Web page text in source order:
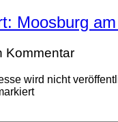
Moosburg
Kommentar
wird nicht